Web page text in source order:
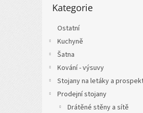
kategorie
Kategorie
Ostatní
Kuchyně
Šatna
Kování - výsuvy
Stojany na letáky a
Prodejní stojany
Drátěné stěny a sítě